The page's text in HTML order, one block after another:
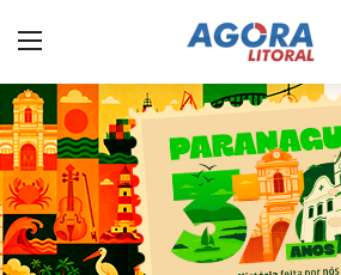
Home
Litoral
Paranaguá